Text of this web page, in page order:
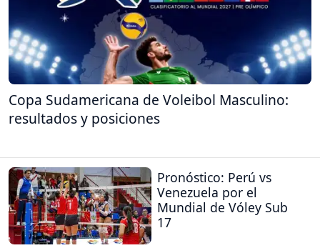
Copa Sudamericana de Voleibol Masculino:
resultados y posiciones
Pronóstico: Perú vs
Venezuela por el
Mundial de Vóley Sub
17